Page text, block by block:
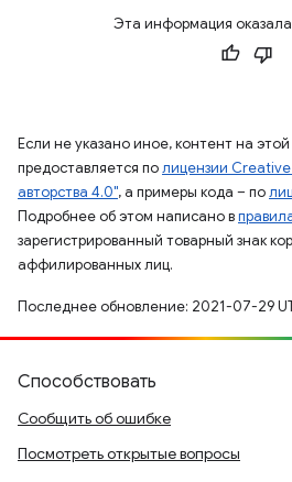
Эта информация
Если не указано иное, контент на
предоставляется полицензии
авторства 4.0", а примеры кода – по
Подробнее об этом написано в
зарегистрированный товарный знак
аффилированных лиц.
Последнее обновление: 2021-07-29
Способствовать
Сообщить об ошибке
Посмотреть открытые вопросы